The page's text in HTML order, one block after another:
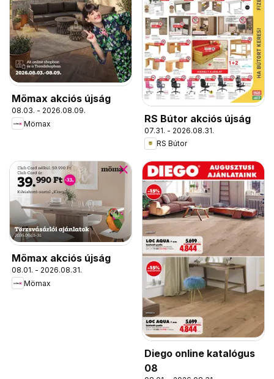
Mömax akciós újság
08.03. - 2026.08.09.
Mömax
RS Bútor akciós újság
07.31. - 2026.08.31.
RS Bútor
Mömax akciós újság
08.01. - 2026.08.31.
Mömax
Diego online katalógus
08